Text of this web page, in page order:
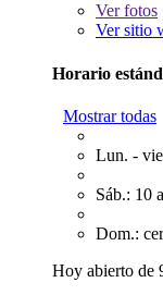
Verfotos
Ver sitio
Horario
Mostrar todas
Lun. -
Sáb.: 10
Dom.:
Hoy abierto de